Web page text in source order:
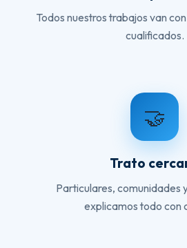
Todos nuestros trabajos van
cualificados.
🤝
Trato
Particulares, comunidades
explicamos todo con